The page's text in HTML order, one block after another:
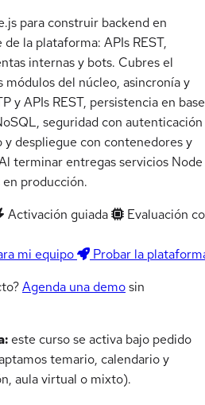
para construir backend en
la plataforma: APIs REST,
internas y bots. Cubres el
módulos del núcleo, asincronía y
y APIs REST, persistencia en
seguridad con
despliegue con contenedores y
terminar entregas servicios Node
producción.
Activación guiada
Evaluación
mi equipo
Probar la
Agenda una demosin
este curso se activa bajo pedido
temario, calendario y
aula virtual o mixto).